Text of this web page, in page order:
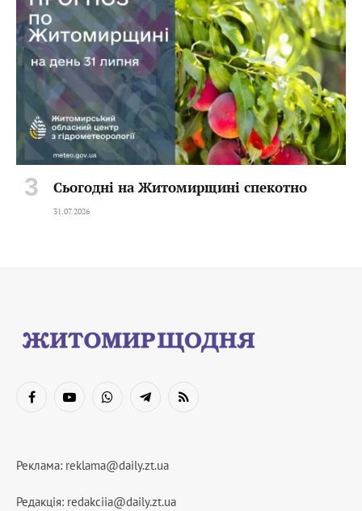
Сьогодні на Житомирщині спекотно
31.07.2026
FacebookYouTubeWhatsAppTelegramRSS
Реклама: reklama@daily.zt.ua
Редакція: redakciia@daily.zt.ua